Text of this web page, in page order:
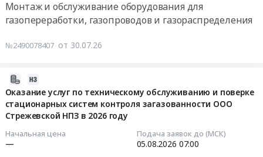
1500)
Монтаж и обслуживание оборудования для
газопереработки, газопроводов и газораспределения
№2490078407 от 30.07.26
Оказание услуг по техническому обслуживанию и поверке
стационарных систем контроля загазованности ООО
Стрежевской НПЗ в 2026 году
Начальная цена
—
Подача заявок до (МСК)
05.08.2026 07:00